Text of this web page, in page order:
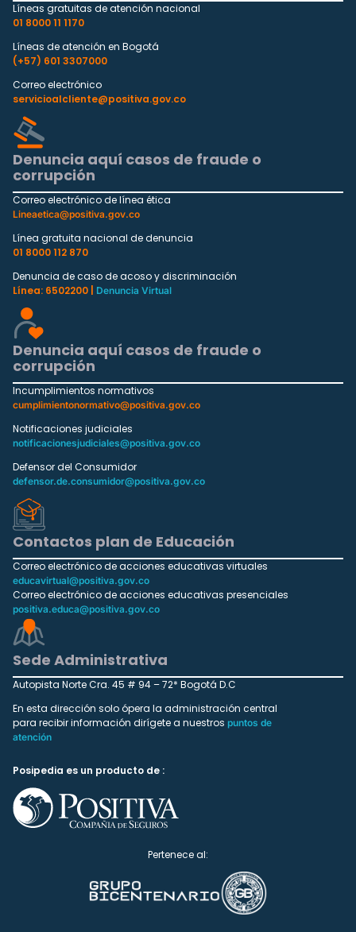
Líneas gratuitas de atención nacional
01 8000 11 1170
Líneas de atención en Bogotá
(+57) 601 3307000
Correo electrónico
servicioalcliente@positiva.gov.co
Denuncia aquí casos de fraude o
corrupción
Correo electrónico de línea ética
Lineaetica@positiva.gov.co
Línea gratuita nacional de denuncia
01 8000 112 870
Denuncia de caso de acoso y discriminación
Línea: 6502200 |
Denuncia Virtual
Denuncia aquí casos de fraude o
corrupción
Incumplimientos normativos
cumplimientonormativo@positiva.gov.co
Notificaciones judiciales
notificacionesjudiciales@positiva.gov.co
Defensor del Consumidor
defensor.de.consumidor@positiva.gov.co
Contactos plan de Educación
Correo electrónico de acciones educativas virtuales
educavirtual@positiva.gov.co
Correo electrónico de acciones educativas presenciales
positiva.educa@positiva.gov.co
Sede Administrativa
Autopista Norte Cra. 45 # 94 – 72* Bogotá D.C
En esta dirección solo ópera la administración central
para recibir información dirígete a nuestros puntos de
atención
Posipedia es un producto de :
Pertenece al: